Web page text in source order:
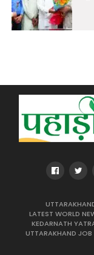
LATEST WORLD
KEDARNATH
UTTARAKHAND JOB